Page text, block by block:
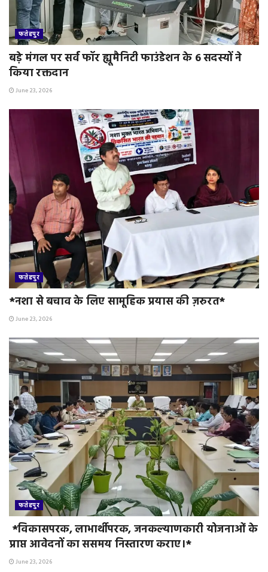
फतेहपुर
बड़े मंगल पर सर्व फॉर ह्यूमैनिटी फाउंडेशन के 6 सदस्यों ने
किया रक्तदान
June 23, 2026
फतेहपुर
*नशा से बचाव के लिए सामूहिक प्रयास की ज़रुरत*
June 23, 2026
फतेहपुर
*विकासपरक, लाभार्थीपरक, जनकल्याणकारी योजनाओं के
प्राप्त आवेदनों का ससमय निस्तारण कराए।*
June 23, 2026